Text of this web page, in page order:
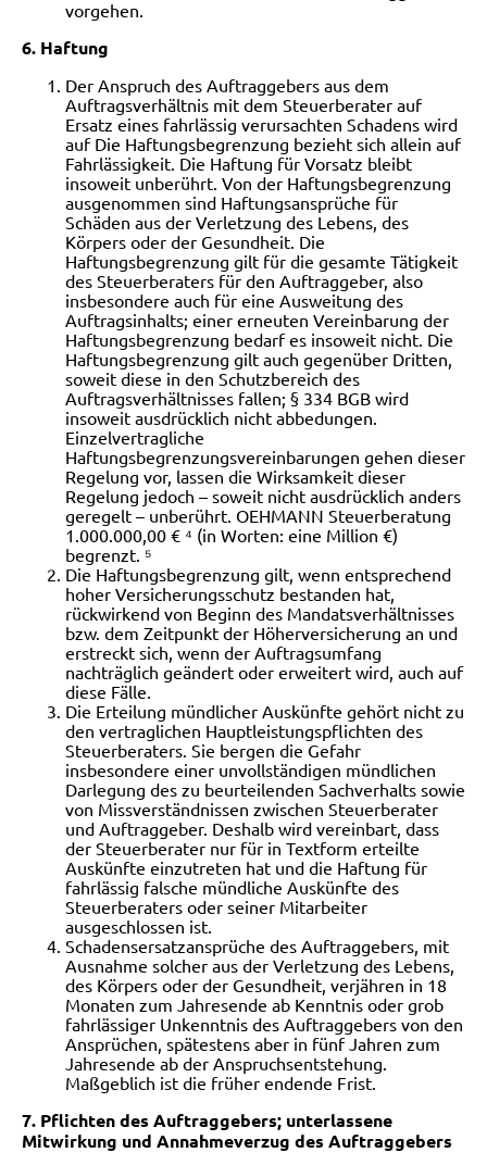
vorgehen.
6. Haftung
Der Anspruch des Auftraggebers aus dem
Auftragsverhältnis mit dem Steuerberater auf
Ersatz eines fahrlässig verursachten Schadens wird
auf Die Haftungsbegrenzung bezieht sich allein auf
Fahrlässigkeit. Die Haftung für Vorsatz bleibt
insoweit unberührt. Von der Haftungsbegrenzung
ausgenommen sind Haftungsansprüche für
Schäden aus der Verletzung des Lebens, des
Körpers oder der Gesundheit. Die
Haftungsbegrenzung gilt für die gesamte Tätigkeit
des Steuerberaters für den Auftraggeber, also
insbesondere auch für eine Ausweitung des
Auftragsinhalts; einer erneuten Vereinbarung der
Haftungsbegrenzung bedarfes insoweit nicht. Die
Haftungsbegrenzung gilt auch gegenüber Dritten,
soweit diese in den Schutzbereich des
Auftragsverhältnisses fallen; § 334 BGB wird
insoweit ausdrücklich nicht abbedungen.
Einzelvertragliche
Haftungsbegrenzungsvereinbarungen gehen dieser
Regelung vor, lassen die Wirksamkeit dieser
Regelung jedoch – soweit nicht ausdrücklich anders
geregelt – unberührt. OEHMANN Steuerberatung
1.000.000,00 € ⁴ (in Worten: eine Million €)
begrenzt. ⁵
Die Haftungsbegrenzung gilt, wenn entsprechend
hoher Versicherungsschutz bestanden hat,
rückwirkend von Beginn des Mandatsverhältnisses
bzw. dem Zeitpunkt der Höherversicherung an und
erstreckt sich, wenn der Auftragsumfang
nachträglich geändert oder erweitert wird, auch auf
diese Fälle.
Die Erteilung mündlicher Auskünfte gehört nicht zu
den vertraglichen Hauptleistungspflichten des
Steuerberaters. Sie bergen die Gefahr
insbesondere einer unvollständigen mündlichen
Darlegung des zu beurteilenden Sachverhalts sowie
von Missverständnissen zwischen Steuerberater
und Auftraggeber. Deshalb wird vereinbart, dass
der Steuerberater nur für in Textform erteilte
Auskünfte einzutreten hat und die Haftung für
fahrlässig falsche mündliche Auskünfte des
Steuerberaters oder seiner Mitarbeiter
ausgeschlossen ist.
Schadensersatzansprüche des Auftraggebers, mit
Ausnahme solcher aus der Verletzung des Lebens,
des Körpers oder der Gesundheit, verjähren in 18
Monaten zum Jahresende ab Kenntnis oder grob
fahrlässiger Unkenntnis des Auftraggebers von den
Ansprüchen, spätestens aber in fünf Jahren zum
Jahresende ab der Anspruchsentstehung.
Maßgeblich ist die früher endende Frist.
7. Pflichten des Auftraggebers; unterlassene
Mitwirkung und Annahmeverzug des Auftraggebers